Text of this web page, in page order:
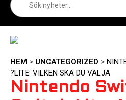
efter:
HEM > UNCATEGORIZED >
LITE: VILKEN SKA DU VÄLJA?
Nintendo